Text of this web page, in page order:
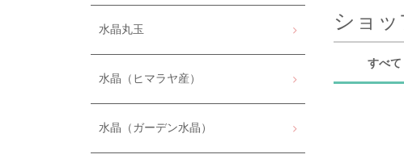
ショ
すべて
水晶丸玉
水晶（ヒマラヤ産）
水晶（ガーデン水晶）